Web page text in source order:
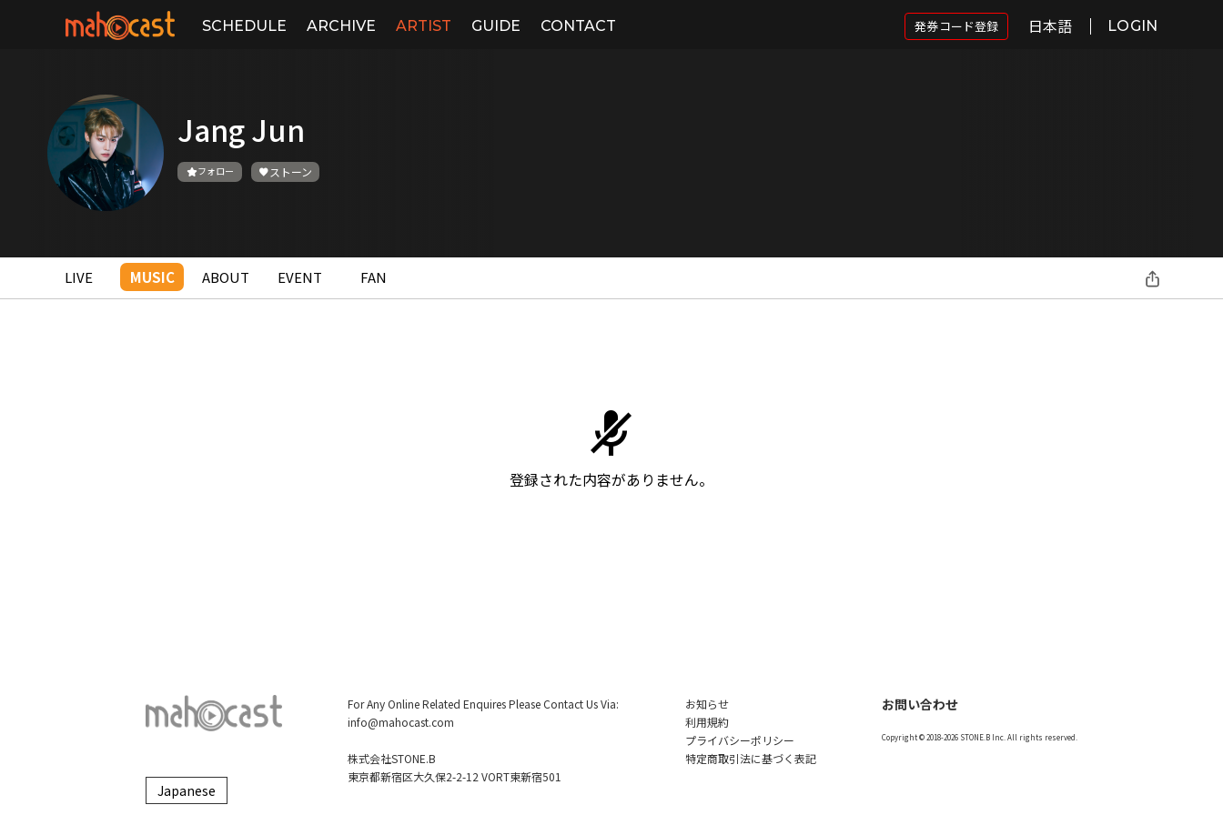
SCHEDULE ARCHIVE ARTIST GUIDE CONTACT 発券コード登録 日本語 LOGIN
Jang Jun
フォロー ストーン
LIVE MUSIC ABOUT EVENT FAN
登録された内容がありません。
For Any Online Related Enquires Please Contact Us Via:
info@mahocast.com
株式会社STONE.B
東京都新宿区大久保2-2-12 VORT東新宿501
お知らせ
利用規約
プライバシーポリシー
特定商取引法に基づく表記
お問い合わせ
Copyright © 2018-2026 STONE.B Inc. All rights reserved.